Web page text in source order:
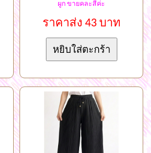
ผูก ขายคละสีค่ะ
ราคาส่ง 43 บาท